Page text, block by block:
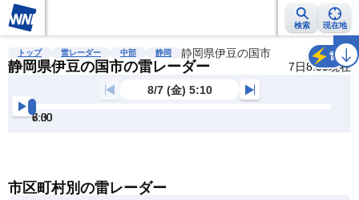
検索 現在地
雨雲レーダー 台風情報 地震情報 警報・注意報 2週間天気 ラ
トップ 雷レーダー 中部 静岡 静岡県伊豆の国市
静岡県伊豆の国市の雷レーダー 7日8:00現在
雷
8/7 (金) 5:10
5:30
6:00
6:30
7:00
7:30
8:00
市区町村別の雷レーダー